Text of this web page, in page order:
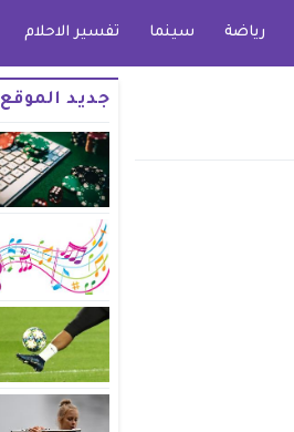
رياضة سينما تفسير الاحلام
جديد الموقع